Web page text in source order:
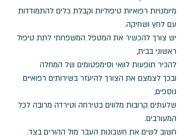
מיומנויות רפואיות טיפוליות וקבלת כלים להתמודדות
עם לחץ ושחיקה.
יש צורך להכשיר את המטפל המשפחתי לתת טיפול
ראשוני בבית,
להכיר תופעות לוואי וסימפטומים של המחלה
ובכך לצמצם את הצורך להיעזר בשירותים רפואיים
נוספים,
שלעתים קרובות מלווים בטירחה וטירדה מרובה לכל
המעורבים.
חשוב לשים את חשבונות העבר מול ההורים בצד.